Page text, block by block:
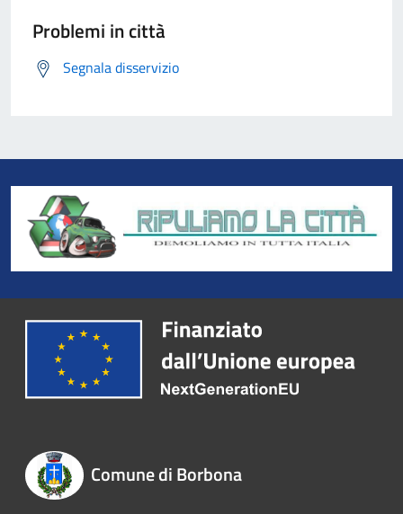
Problemi in città
Segnala disservizio
Comune di Borbona